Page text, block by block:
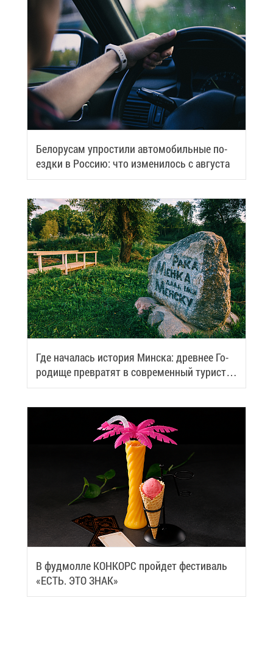
Бе­ло­ру­сам упро­сти­ли ав­то­мо­биль­ные по­
езд­ки в Рос­сию: что из­ме­ни­лось с ав­гу­ста
Где на­ча­лась ис­то­рия Мин­ска: древ­нее Го­
ро­ди­ще пре­вра­тят в со­вре­мен­ный ту­ри­сти­
че­ский центр
В фуд­мол­ле КОН­КОРС прой­дет фе­сти­валь
«ЕСТЬ. ЭТО ЗНАК»